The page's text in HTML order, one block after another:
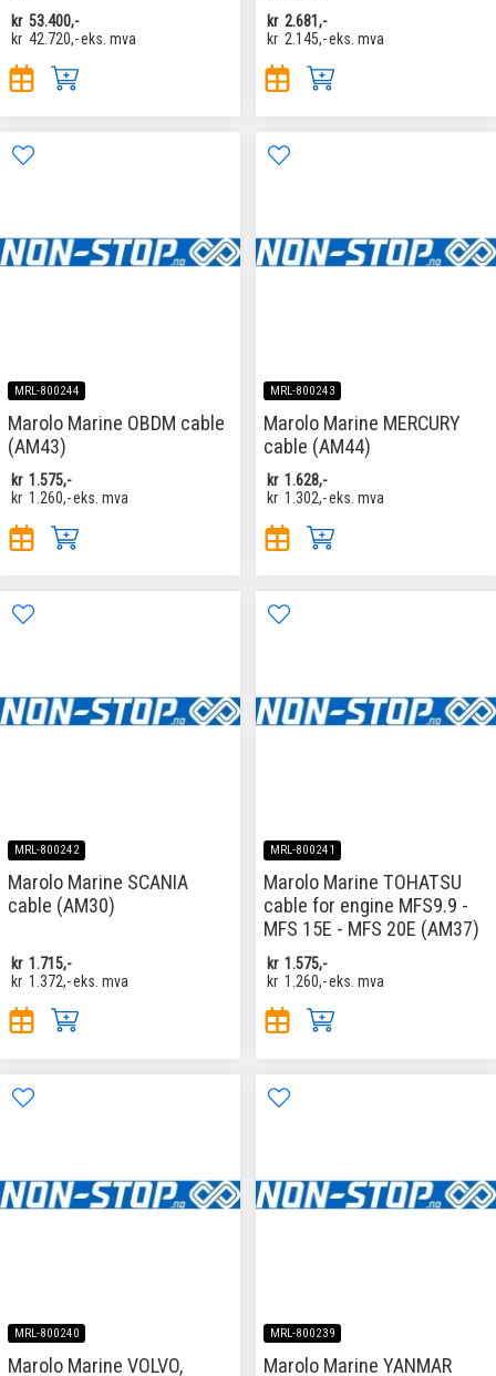
kr 53.400,-
kr 42.720,-eks. mva
kr 2.681,-
kr 2.145,-eks. mva
MRL-800244
Marolo Marine OBDM cable
(AM43)
kr 1.575,-
kr 1.260,-eks. mva
MRL-800243
Marolo Marine MERCURY
cable (AM44)
kr 1.628,-
kr 1.302,-eks. mva
MRL-800242
Marolo Marine SCANIA
cable (AM30)
kr 1.715,-
kr 1.372,-eks. mva
MRL-800241
Marolo Marine TOHATSU
cable for engine MFS9.9 -
MFS 15E - MFS 20E (AM37)
kr 1.575,-
kr 1.260,-eks. mva
MRL-800240
Marolo Marine VOLVO,
MRL-800239
Marolo Marine YANMAR